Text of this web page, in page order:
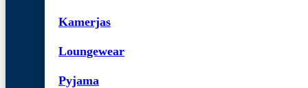
Kamerjas
Loungewear
Pyjama